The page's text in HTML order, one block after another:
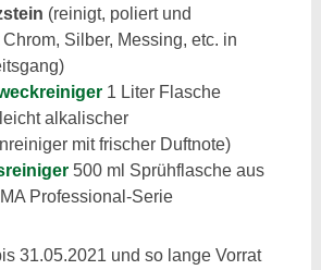
(reinigt, poliert und
Silber, Messing, etc. in
1 Liter Flasche
alkalischer
mit frischer Duftnote)
500 ml Sprühflasche aus
Professional-Serie
31.05.2021 und so lange Vorrat